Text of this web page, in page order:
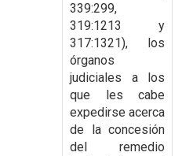
339:299,
319:1213 y
317:1321), los
órganos
judiciales a los
que les cabe
expedirse acerca
de
la concesión
del remedio